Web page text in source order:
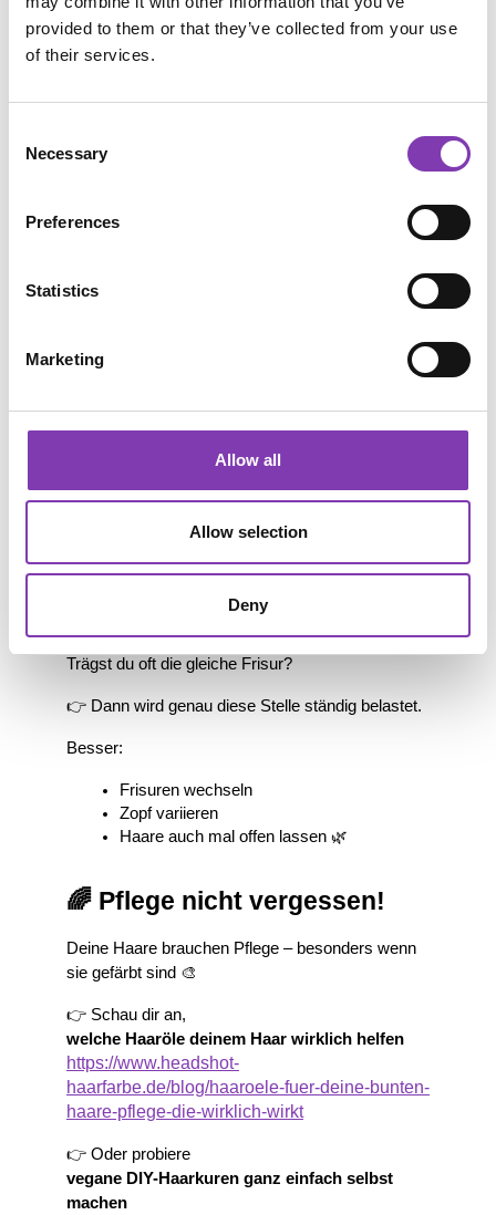
provided to them or that they’ve collected from your use
of their services.
Selection
Necessary
Preferences
Statistics
Marketing
Allow all
Allow selection
Deny
👉 Wenn deine Kopfhaut empfindlich reagiert,
erfährst du hier,
wie du deine Kopfhaut wieder ins
und-trockene-kopfhaut-gleichzeitig-so-bringst-du-
sie-wieder-in-balance
aber nicht harmlos
Aber:
zu eng = Kopfschmerzen 😖
falsches Material = unangenehm
💡 Extra-Tipp: Abwechslung
Trägst du oft die gleiche Frisur?
👉 Dann wird genau diese Stelle ständig belastet.
Besser:
Frisuren wechseln
Zopf variieren
Haare auch mal offen lassen 🌿
🌈 Pflege nicht vergessen!
Deine Haare brauchen Pflege – besonders wenn
sie gefärbt sind 🎨
👉 Schau dir an,
welche Haaröle deinem Haar wirklich helfen
https://www.headshot-
haarfarbe.de/blog/haaroele-fuer-deine-bunten-
haare-pflege-die-wirklich-wirkt
👉 Oder probiere
vegane DIY-Haarkuren ganz einfach selbst
machen